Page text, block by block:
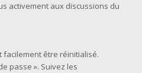
activement aux discussions du
facilement être réinitialisé.
passe ». Suivez les